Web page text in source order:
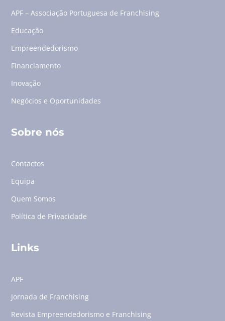
APF – Associação Portuguesa de Franchising
Educação
Empreendedorismo
Financiamento
Inovação
Negócios e Oportunidades
Sobre nós
Contactos
Equipa
Quem Somos
Política de Privacidade
Links
APF
Jornada de Franchising
Revista Empreendedorismo e Franchising